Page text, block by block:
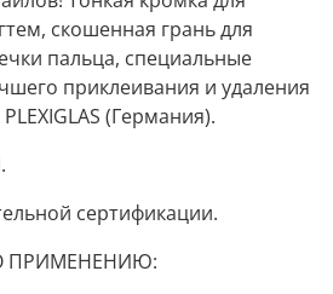
скошенная грань для
пальца, специальные
приклеивания и удаления
(Германия).
сертификации.
ПРИМЕНЕНИЮ: